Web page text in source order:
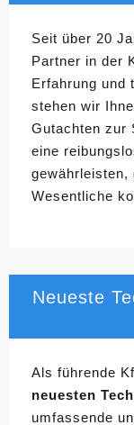
Seit über 20
Partner in der
Erfahrung und
stehen wir
Gutachten zur
eine
gewährleisten,
Wesentliche
Neueste
Als führende
neuesten
umfassende